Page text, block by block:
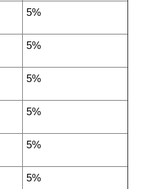
5%
5%
5%
5%
5%
5%